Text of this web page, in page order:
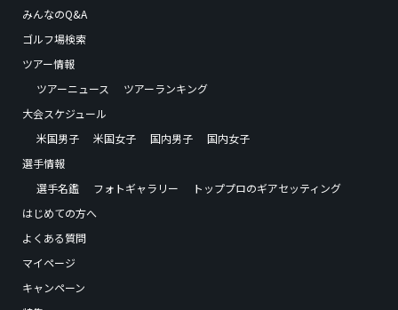
みんなのQ&A
ゴルフ場検索
ツアー情報
ツアーニュース
ツアーランキング
大会スケジュール
米国男子
米国女子 国内男子
国内女子
選手情報
選手名鑑
フォトギャラリー
トッププロのギアセッティング
はじめての方へ
よくある質問
マイページ
キャンペーン